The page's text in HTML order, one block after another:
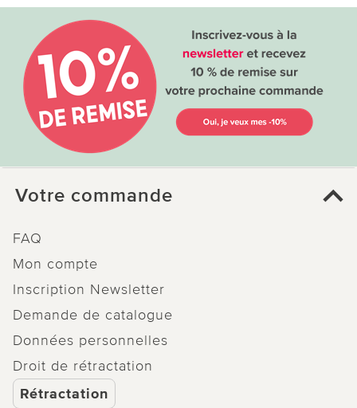
Votre commande
FAQ
Mon compte
Inscription Newsletter
Demande de catalogue
Données personnelles
Droit de rétractation
Rétractation